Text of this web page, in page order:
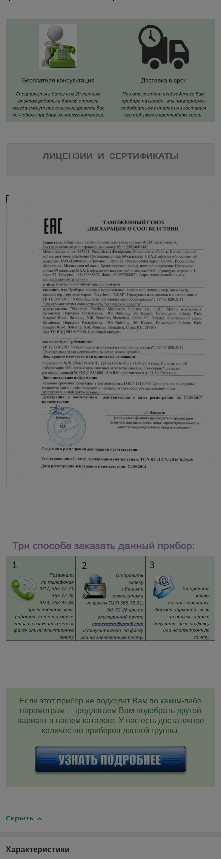
ЛИЦЕНЗИИ И СЕРТИФИКАТЫ
Если этот прибор не подходит Вам по каким-либо
параметрам – предлагаем Вам подобрать другой
вариант в нашем каталоге. У нас есть достаточное
количество приборов данной группы
Скрыть
Характеристики